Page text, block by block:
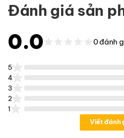
Đánh giá sản
0.0 0 đánh
5
4
3
2
1
Viết đánh